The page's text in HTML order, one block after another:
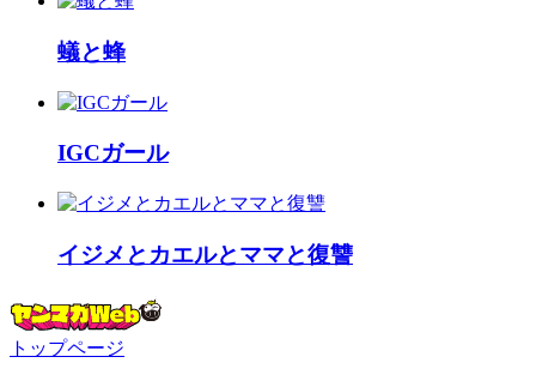
蟻と蜂
IGCガール
イジメとカエルとママと復讐
トップページ